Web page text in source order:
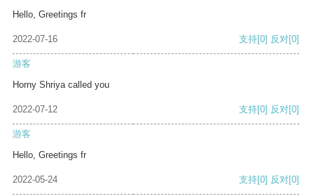
Hello, Greetings fr
2022-07-16 支持[0] 反对[0]
游客
Horny Shriya called you
2022-07-12 支持[0] 反对[0]
游客
Hello, Greetings fr
2022-05-24 支持[0] 反对[0]